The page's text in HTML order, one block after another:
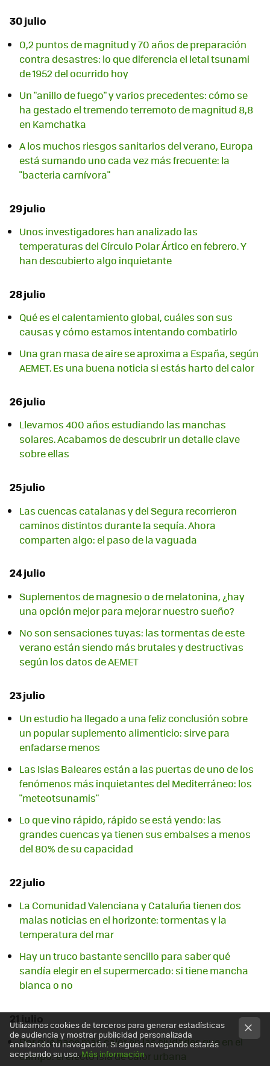
30 julio
0,2 puntos de magnitud y 70 años de preparación
contra desastres: lo que diferencia el letal tsunami
de 1952 del ocurrido hoy
Un "anillo de fuego" y varios precedentes: cómo se
ha gestado el tremendo terremoto de magnitud 8,8
en Kamchatka
A los muchos riesgos sanitarios del verano, Europa
está sumando uno cada vez más frecuente: la
"bacteria carnívora"
29 julio
Unos investigadores han analizado las
temperaturas del Círculo Polar Ártico en febrero. Y
han descubierto algo inquietante
28 julio
Qué es el calentamiento global, cuáles son sus
causas y cómo estamos intentando combatirlo
Una gran masa de aire se aproxima a España, según
AEMET. Es una buena noticia si estás harto del calor
26 julio
Llevamos 400 años estudiando las manchas
solares. Acabamos de descubrir un detalle clave
sobre ellas
25 julio
Las cuencas catalanas y del Segura recorrieron
caminos distintos durante la sequía. Ahora
comparten algo: el paso de la vaguada
24 julio
Suplementos de magnesio o de melatonina, ¿hay
una opción mejor para mejorar nuestro sueño?
No son sensaciones tuyas: las tormentas de este
verano están siendo más brutales y destructivas
según los datos de AEMET
23 julio
Un estudio ha llegado a una feliz conclusión sobre
un popular suplemento alimenticio: sirve para
enfadarse menos
Las Islas Baleares están a las puertas de uno de los
fenómenos más inquietantes del Mediterráneo: los
"meteotsunamis"
Lo que vino rápido, rápido se está yendo: las
grandes cuencas ya tienen sus embalses a menos
del 80% de su capacidad
22 julio
La Comunidad Valenciana y Cataluña tienen dos
malas noticias en el horizonte: tormentas y la
temperatura del mar
Hay un truco bastante sencillo para saber qué
sandía elegir en el supermercado: si tiene mancha
blanca o no
21 julio
Por qué hace más calor en las ciudades que en el
campo: el efecto isla de calor urbana
Utilizamos cookies de terceros para generar estadísticas
de audiencia y mostrar publicidad personalizada
analizando tu navegación. Si sigues navegando estarás
aceptando su uso.Más información